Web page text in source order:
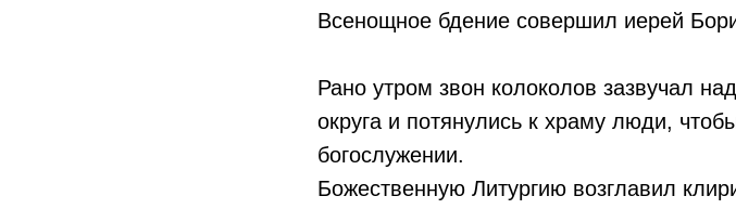
Всенощное бдение совершил иерей
Рано утром звон колоколов зазвучал
округа и потянулись к храму люди,
богослужении.
Божественную Литургию возглавил